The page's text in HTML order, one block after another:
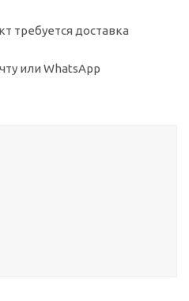
требуется доставка
или WhatsApp